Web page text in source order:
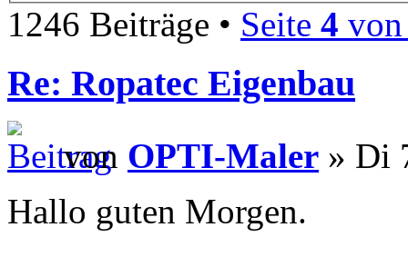
1246 Beiträge • Seite 4
Re: Ropatec Eigenbau
von OPTI-Maler » Di
Hallo guten Morgen.